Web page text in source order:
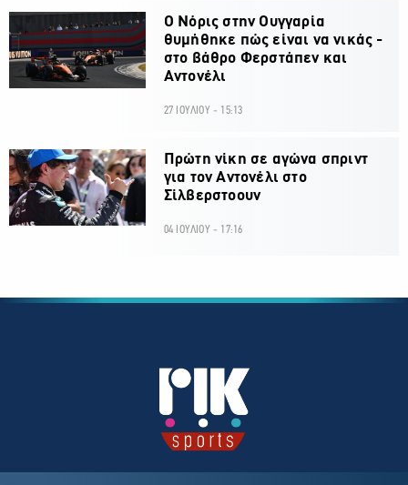
O Νόρις στην Ουγγαρία
θυμήθηκε πώς είναι να νικάς -
στο βάθρο Φερστάπεν και
Αντονέλι
27 ΙΟΥΛΙΟΥ - 15:13
Πρώτη νίκη σε αγώνα σπριντ
για τον Αντονέλι στο
Σίλβερστοουν
04 ΙΟΥΛΙΟΥ - 17:16